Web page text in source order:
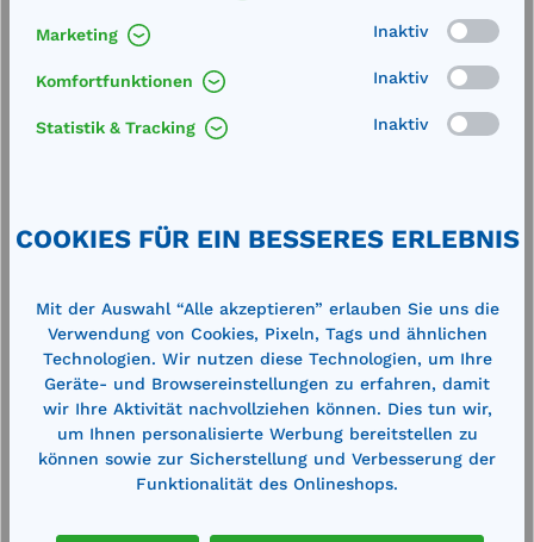
PEHD-Auffangwanne KN-W60
Marketing Inaktiv
Komfortfunktionen Inaktiv
Statistik & Tracking Inaktiv
COOKIES FÜR EIN BESSERES ERLEBNIS
Mit der Auswahl “Alle akzeptieren” erlauben Sie uns die
Verwendung von Cookies, Pixeln, Tags und ähnlichen
Technologien. Wir nutzen diese Technologien, um Ihre
Geräte- und Browsereinstellungen zu erfahren, damit
wir Ihre Aktivität nachvollziehen können. Dies tun wir,
um Ihnen personalisierte Werbung bereitstellen zu
können sowie zur Sicherstellung und Verbesserung der
Funktionalität des Onlineshops.